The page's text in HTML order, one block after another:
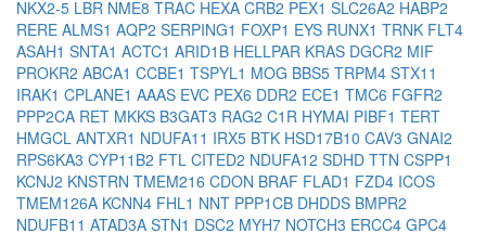
NKX2-5 LBR NME8 TRAC HEXA CRB2 PEX1 SLC26A2 HABP2
RERE ALMS1 AQP2 SERPING1 FOXP1 EYS RUNX1 TRNK FLT4
ASAH1 SNTA1 ACTC1 ARID1B HELLPAR KRAS DGCR2 MIF
PROKR2 ABCA1 CCBE1 TSPYL1 MOG BBS5 TRPM4 STX11
IRAK1 CPLANE1 AAAS EVC PEX6 DDR2 ECE1 TMC6 FGFR2
PPP2CA RET MKKS B3GAT3 RAG2 C1R HYMAI PIBF1 TERT
HMGCL ANTXR1 NDUFA11 IRX5 BTK HSD17B10 CAV3 GNAI2
RPS6KA3 CYP11B2 FTL CITED2 NDUFA12 SDHD TTN CSPP1
KCNJ2 KNSTRN TMEM216 CDON BRAF FLAD1 FZD4 ICOS
TMEM126A KCNN4 FHL1 NNT PPP1CB DHDDS BMPR2
NDUFB11 ATAD3A STN1 DSC2 MYH7 NOTCH3 ERCC4 GPC4